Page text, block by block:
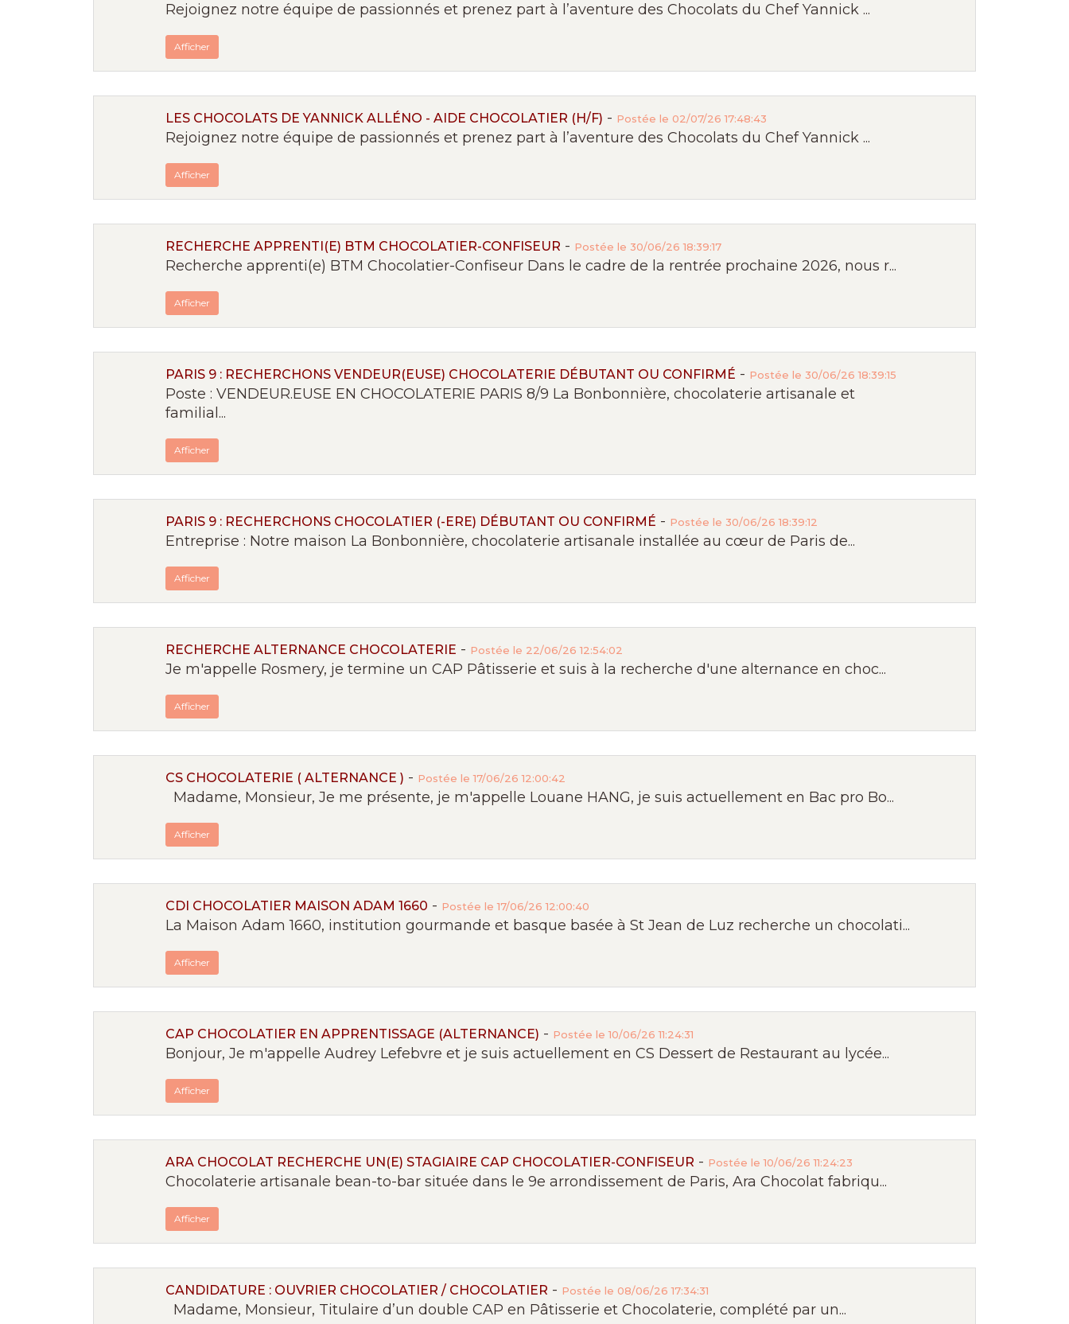
Rejoignez notre équipe de passionnés et prenez part à l’aventure des Chocolats du Chef Yannick ...
Afficher
LES CHOCOLATS DE YANNICK ALLÉNO - AIDE CHOCOLATIER (H/F) - Postée le 02/07/26 17:48:43
Rejoignez notre équipe de passionnés et prenez part à l’aventure des Chocolats du Chef Yannick ...
Afficher
RECHERCHE APPRENTI(E) BTM CHOCOLATIER-CONFISEUR - Postée le 30/06/26 18:39:17
Recherche apprenti(e) BTM Chocolatier-Confiseur Dans le cadre de la rentrée prochaine 2026, nous r...
Afficher
PARIS 9 : RECHERCHONS VENDEUR(EUSE) CHOCOLATERIE DÉBUTANT OU CONFIRMÉ - Postée le 30/06/26 18:39:15
Poste : VENDEUR.EUSE EN CHOCOLATERIE PARIS 8/9 La Bonbonnière, chocolaterie artisanale et
familial...
Afficher
PARIS 9 : RECHERCHONS CHOCOLATIER (-ERE) DÉBUTANT OU CONFIRMÉ - Postée le 30/06/26 18:39:12
Entreprise : Notre maison La Bonbonnière, chocolaterie artisanale installée au cœur de Paris de...
Afficher
RECHERCHE ALTERNANCE CHOCOLATERIE - Postée le 22/06/26 12:54:02
Je m'appelle Rosmery, je termine un CAP Pâtisserie et suis à la recherche d'une alternance en choc...
Afficher
CS CHOCOLATERIE ( ALTERNANCE ) - Postée le 17/06/26 12:00:42
Madame, Monsieur, Je me présente, je m'appelle Louane HANG, je suis actuellement en Bac pro Bo...
Afficher
CDI CHOCOLATIER MAISON ADAM 1660 - Postée le 17/06/26 12:00:40
La Maison Adam 1660, institution gourmande et basque basée à St Jean de Luz recherche un chocolati...
Afficher
CAP CHOCOLATIER EN APPRENTISSAGE (ALTERNANCE) - Postée le 10/06/26 11:24:31
Bonjour, Je m'appelle Audrey Lefebvre et je suis actuellement en CS Dessert de Restaurant au lycée...
Afficher
ARA CHOCOLAT RECHERCHE UN(E) STAGIAIRE CAP CHOCOLATIER-CONFISEUR - Postée le 10/06/26 11:24:23
Chocolaterie artisanale bean-to-bar située dans le 9e arrondissement de Paris, Ara Chocolat fabriqu...
Afficher
CANDIDATURE : OUVRIER CHOCOLATIER / CHOCOLATIER - Postée le 08/06/26 17:34:31
Madame, Monsieur, Titulaire d’un double CAP en Pâtisserie et Chocolaterie, complété par un...